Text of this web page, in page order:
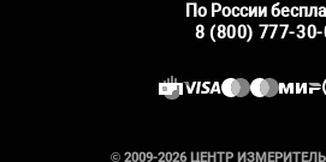
По России
8 (800) 777-30-
© 2009-2026 ЦЕНТР